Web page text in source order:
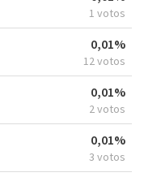
1 votos
0,01%
12 votos
0,01%
2 votos
0,01%
3 votos